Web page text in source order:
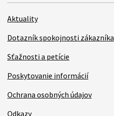
Aktuality
Dotazník spokojnosti zákazníka
Sťažnosti a petície
Poskytovanie informácií
Ochrana osobných údajov
Odkazy